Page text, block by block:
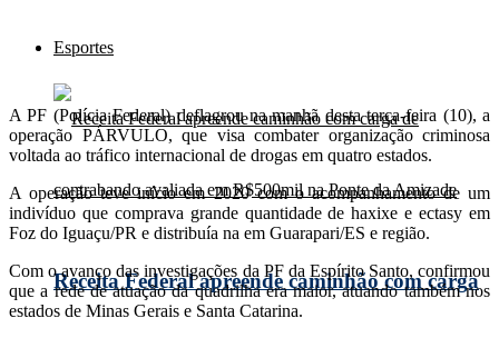
Esportes
Receita Federal apreende caminhão com carga
A PF (Polícia Federal) deflagrou na manhã desta terça-feira (10), a
operação PÁRVULO, que visa combater organização criminosa
voltada ao tráfico internacional de drogas em quatro estados.
A operação teve início em 2020 com o acompanhamento de um
indivíduo que comprava grande quantidade de haxixe e ectasy em
Foz do Iguaçu/PR e distribuía na em Guarapari/ES e região.
Com o avanço das investigações da PF da Espírito Santo, confirmou
que a rede de atuação da quadrilha era maior, atuando também nos
estados de Minas Gerais e Santa Catarina.